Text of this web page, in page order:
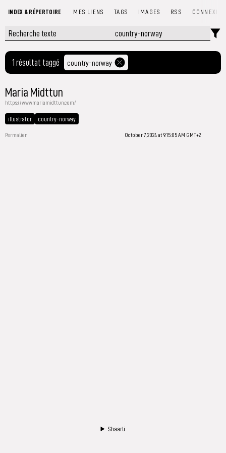
INDEX & RÉPERTOIRE MES LIENS TAGS IMAGES RSS CONNEXION
1 résultat taggé country-norway
Maria Midttun
https://www.mariamidttun.com/
illustrator country-norway
Permalien October 7, 2024 at 9:15:05 AM GMT+2
Shaarli